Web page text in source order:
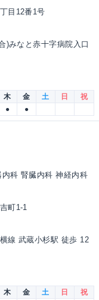
目12番1号
)みなと赤十字病院入口
木 金 土 日
祝
● ●
科 腎臓内科 神経内科
町1-1
線 武蔵小杉駅 徒歩 12
木 金 土 日
祝